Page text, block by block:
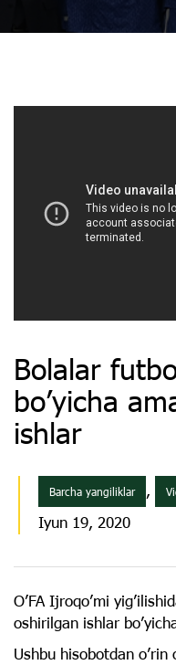
Bolalar
bo’yicha
ishlar
Barcha yangiliklar ,
Iyun 19, 2020
O’FA Ijroqoʼmi
oshirilgan ishlar
Ushbu hisobotdan